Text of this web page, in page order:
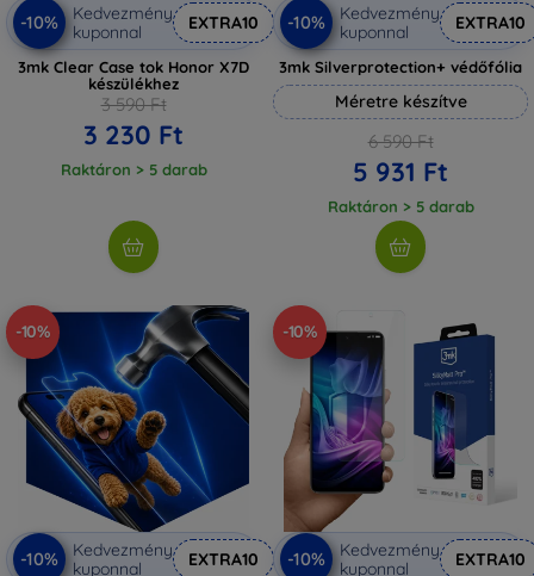
-10%
Kedvezmény
kuponnal
EXTRA10
3mk Clear Case tok Honor X7D
készülékhez
3 590 Ft
3 230 Ft
Raktáron > 5 darab
-10%
Kedvezmény
kuponnal
EXTRA10
3mk Silverprotection+ védőfólia
Méretre készítve
6 590 Ft
5 931 Ft
Raktáron > 5 darab
-10%
-10%
Kedvezmény
kuponnal
EXTRA10
-10%
-10%
Kedvezmény
kuponnal
EXTRA10